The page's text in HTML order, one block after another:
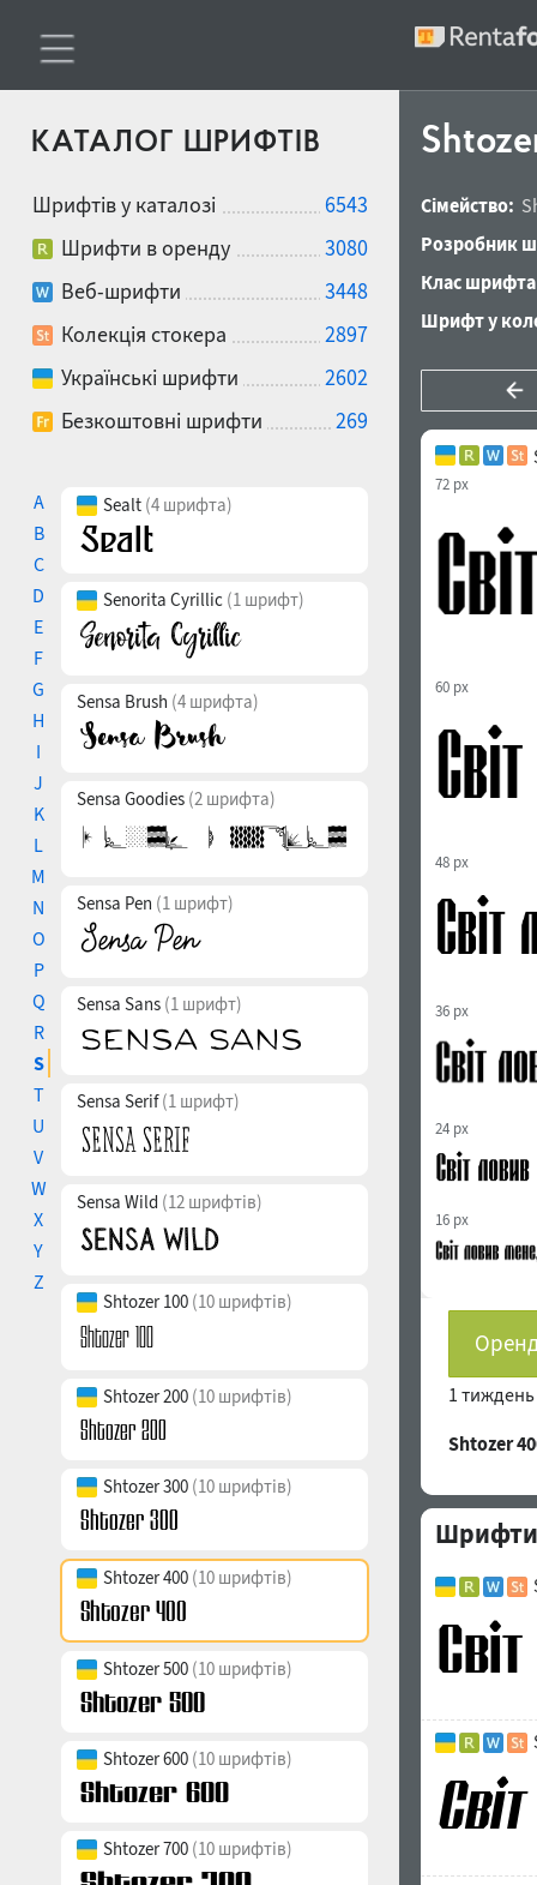
КАТАЛОГ ШРИФТІВ
Шрифтів у каталозі
6543
Шрифти в оренду
3080
Веб-шрифти
3448
Колекція стокера
2897
Українські шрифти
2602
Безкоштовні шрифти
269
A
B
C
D
E
F
G
H
I
J
K
L
M
N
O
P
Q
R
S
T
U
V
W
X
Y
Z
Sealt (4 шрифта)
Senorita Cyrillic (1 шрифт)
Sensa Brush (4 шрифта)
Sensa Goodies (2 шрифта)
Sensa Pen (1 шрифт)
Sensa Sans (1 шрифт)
Sensa Serif(1 шрифт)
Sensa Wild (12 шрифтів)
Shtozer 100 (10 шрифтів)
Shtozer 200 (10 шрифтів)
Shtozer 300 (10 шрифтів)
Shtozer 400 (10 шрифтів)
Shtozer 500 (10 шрифтів)
Shtozer 600 (10 шрифтів)
Shtozer 700 (10 шрифтів)
Сімейство:
Розробник
Клас
Шрифт у
72 px
60 px
48 px
36 px
24 px
16 px
1
Shtozer
Шрифти